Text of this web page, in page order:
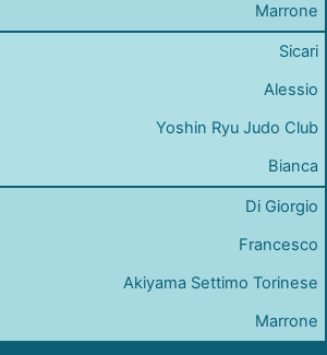
Marrone
Sicari
Alessio
Yoshin Ryu Judo Club
Bianca
Di Giorgio
Francesco
Akiyama Settimo Torinese
Marrone